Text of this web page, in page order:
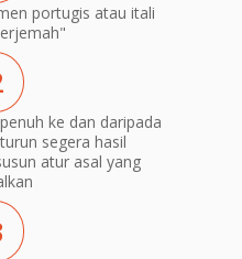
portugis atau itali
ke dan daripada
segera hasil
atur asal yang